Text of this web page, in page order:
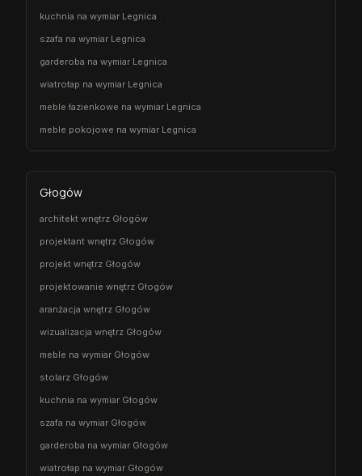
kuchnia na wymiar Legnica
szafa na wymiar Legnica
garderoba na wymiar Legnica
wiatrołap na wymiar Legnica
meble łazienkowe na wymiar Legnica
meble pokojowe na wymiar Legnica
Głogów
architekt wnętrz Głogów
projektant wnętrz Głogów
projekt wnętrz Głogów
projektowanie wnętrz Głogów
aranżacja wnętrz Głogów
wizualizacja wnętrz Głogów
meble na wymiar Głogów
stolarz Głogów
kuchnia na wymiar Głogów
szafa na wymiar Głogów
garderoba na wymiar Głogów
wiatrołap na wymiar Głogów